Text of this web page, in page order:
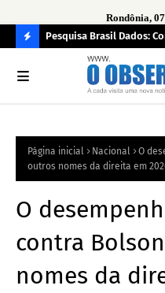
Rondônia,
O
R
Pesquisa Brasil Dados:
pelo eleitorado de
Página inicial Nacional
O
outros nomes da direita em
O
contra
nomes da